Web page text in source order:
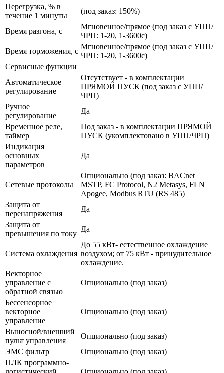
Перегрузка, % в
течение 1 минуты
(под заказ: 150%)
Время разгона, с
Мгновенное/прямое (под заказ с УПП/
ЧРП: 1-20, 1-3600с)
Время торможения, с
Мгновенное/прямое (под заказ с УПП/
ЧРП: 1-20, 1-3600с)
Сервисные функции
Автоматическое
регулирование
Отсутствует - в комплектации
ПРЯМОЙ ПУСК (под заказ с УПП/
ЧРП)
Ручное
регулирование
Да
Временное реле,
таймер
Под заказ - в комплектации ПРЯМОЙ
ПУСК (укомплектовано в УПП/ЧРП)
Индикация
основных
параметров
Да
Сетевые протоколы
Опционально (под заказ: BACnet
MSTP, FC Protocol, N2 Metasys, FLN
Apogee, Modbus RTU (RS 485)
Защита от
перенапряжения
Да
Защита от
превышения по току
Да
Система охлаждения
До 55 кВт- естественное охлаждение
воздухом; от 75 кВт - принудительное
охлаждение.
Векторное
управление с
обратной связью
Опционально (под заказ)
Бессенсорное
векторное
управление
Опционально (под заказ)
Выносной/внешний
пульт управления
Опционально (под заказ)
ЭМС фильтр
Опционально (под заказ)
ПЛК программно-